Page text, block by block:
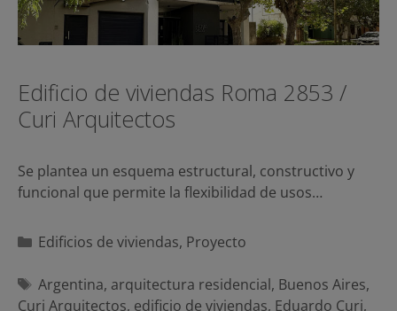
Edificio de viviendas Roma 2853 /
Curi Arquitectos
Se plantea un esquema estructural, constructivo y
funcional que permite la flexibilidad de usos…
Categorías
Edificios de viviendas, Proyecto
Etiquetas
Argentina, arquitectura residencial, Buenos Aires,
Curi Arquitectos, edificio de viviendas, Eduardo Curi,